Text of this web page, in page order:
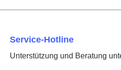
Service-Hotline
Unterstützung und Beratung